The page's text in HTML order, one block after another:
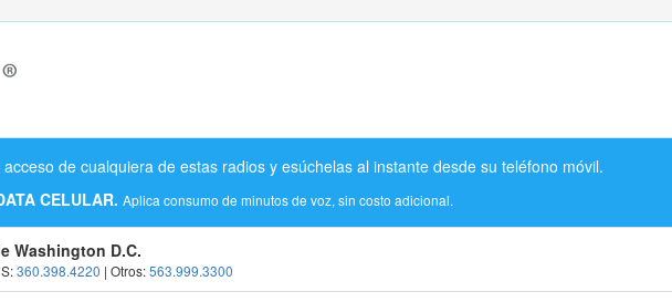
de cualquiera de estas radios y esúchelas al instante desde su teléfono móvil.
CELULAR. Aplica consumo de minutos de voz, sin costo adicional.
Washington D.C.
360.398.4220 | Otros:563.999.3300